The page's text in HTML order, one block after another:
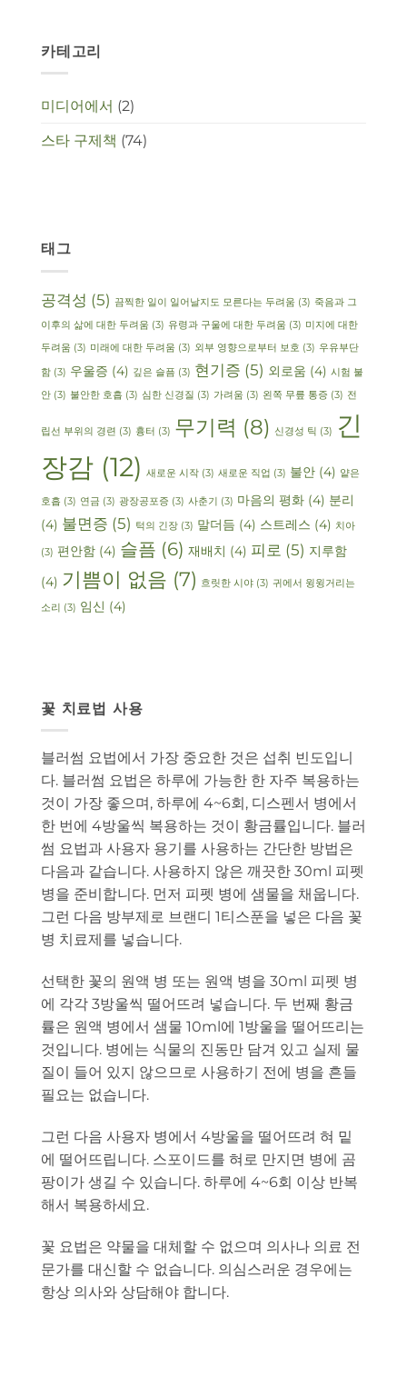
카테고리
미디어에서 (2)
스타 구제책 (74)
태그
공격성 (5) 끔찍한 일이 일어날지도 모른다는 두려움 (3) 죽음과 그
이후의 삶에 대한 두려움 (3) 유령과 구울에 대한 두려움 (3) 미지에 대한
두려움 (3) 미래에 대한 두려움 (3) 외부 영향으로부터 보호 (3) 우유부단
함 (3) 우울증 (4) 깊은 슬픔 (3) 현기증 (5) 외로움 (4) 시험 불
안 (3) 불안한 호흡 (3) 심한 신경질 (3) 가려움 (3) 왼쪽 무릎 통증 (3) 전
립선 부위의 경련 (3) 흉터 (3) 무기력 (8) 신경성 틱 (3)
긴
장감 (12) 새로운 시작 (3) 새로운 직업 (3) 불안 (4) 얕은
호흡 (3) 연금 (3) 광장공포증 (3) 사춘기 (3) 마음의 평화 (4) 분리
(4) 불면증 (5) 턱의 긴장 (3) 말더듬 (4) 스트레스 (4) 치아
(3) 편안함 (4) 슬픔 (6) 재배치 (4) 피로 (5) 지루함
(4) 기쁨이 없음 (7) 흐릿한 시야 (3) 귀에서 윙윙거리는
소리 (3) 임신 (4)
꽃 치료법 사용
블러썸 요법에서 가장 중요한 것은 섭취 빈도입니
다. 블러썸 요법은 하루에 가능한 한 자주 복용하는
것이 가장 좋으며, 하루에 4~6회, 디스펜서 병에서
한 번에 4방울씩 복용하는 것이 황금률입니다. 블러
썸 요법과 사용자 용기를 사용하는 간단한 방법은
다음과 같습니다. 사용하지 않은 깨끗한 30ml 피펫
병을 준비합니다. 먼저 피펫 병에 샘물을 채웁니다.
그런 다음 방부제로 브랜디 1티스푼을 넣은 다음 꽃
병 치료제를 넣습니다.
선택한 꽃의 원액 병 또는 원액 병을 30ml 피펫 병
에 각각 3방울씩 떨어뜨려 넣습니다. 두 번째 황금
률은 원액 병에서 샘물 10ml에 1방울을 떨어뜨리는
것입니다. 병에는 식물의 진동만 담겨 있고 실제 물
질이 들어 있지 않으므로 사용하기 전에 병을 흔들
필요는 없습니다.
그런 다음 사용자 병에서 4방울을 떨어뜨려 혀 밑
에 떨어뜨립니다. 스포이드를 혀로 만지면 병에 곰
팡이가 생길 수 있습니다. 하루에 4~6회 이상 반복
해서 복용하세요.
꽃 요법은 약물을 대체할 수 없으며 의사나 의료 전
문가를 대신할 수 없습니다. 의심스러운 경우에는
항상 의사와 상담해야 합니다.